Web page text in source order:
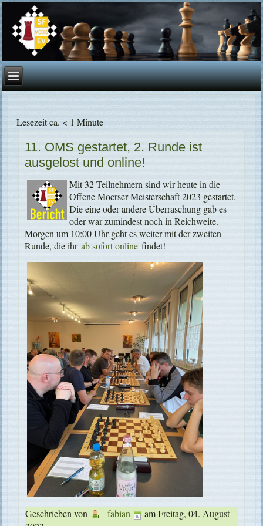
Lesezeit ca. < 1 Minute
11. OMS gestartet, 2. Runde ist
ausgelost und online!
Mit 32 Teilnehmern sind wir heute in die
Offene Moerser Meisterschaft 2023 gestartet.
Die eine oder andere Überraschung gab es
oder war zumindest noch in Reichweite.
Morgen um 10:00 Uhr geht es weiter mit der zweiten
Runde, die ihr ab sofort online findet!
Geschrieben von fabian amFreitag, 04. August